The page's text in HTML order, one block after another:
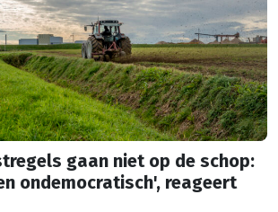
gaan niet op de schop:
ondemocratisch', reageert